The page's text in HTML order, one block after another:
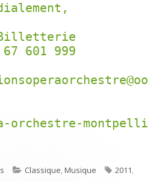
601 999
orchestre-montpelli
Catégories
Classique,Musique Étiquettes
2011,